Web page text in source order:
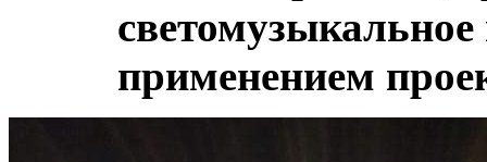
светомузыкальное
применением